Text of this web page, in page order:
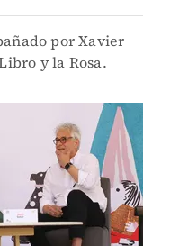
por Xavier
y la Rosa.